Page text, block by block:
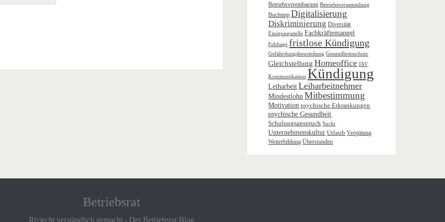
Betriebsvereinbarung Betriebsversammlung
Buchtipp Digitalisierung
Diskriminierung Diversität
Einigungsstelle Fachkräftemangel
Fehltage fristlose Kündigung
Gefährdungsbeurteilung Gesundheitsschutz
Gleichstellung Homeoffice JAV
Kommunikation Kündigung
Leiharbeit Leiharbeitnehmer
Mindestlohn Mitbestimmung
Motivation psychische Erkrankungen
psychische Gesundheit
Schulungsanspruch Sucht
Unternehmenskultur Urlaub Vergütung
Weiterbildung Überstunden
Betriebsrat
R(r)echt verständlich gemacht - Der Betriebsrat Blog